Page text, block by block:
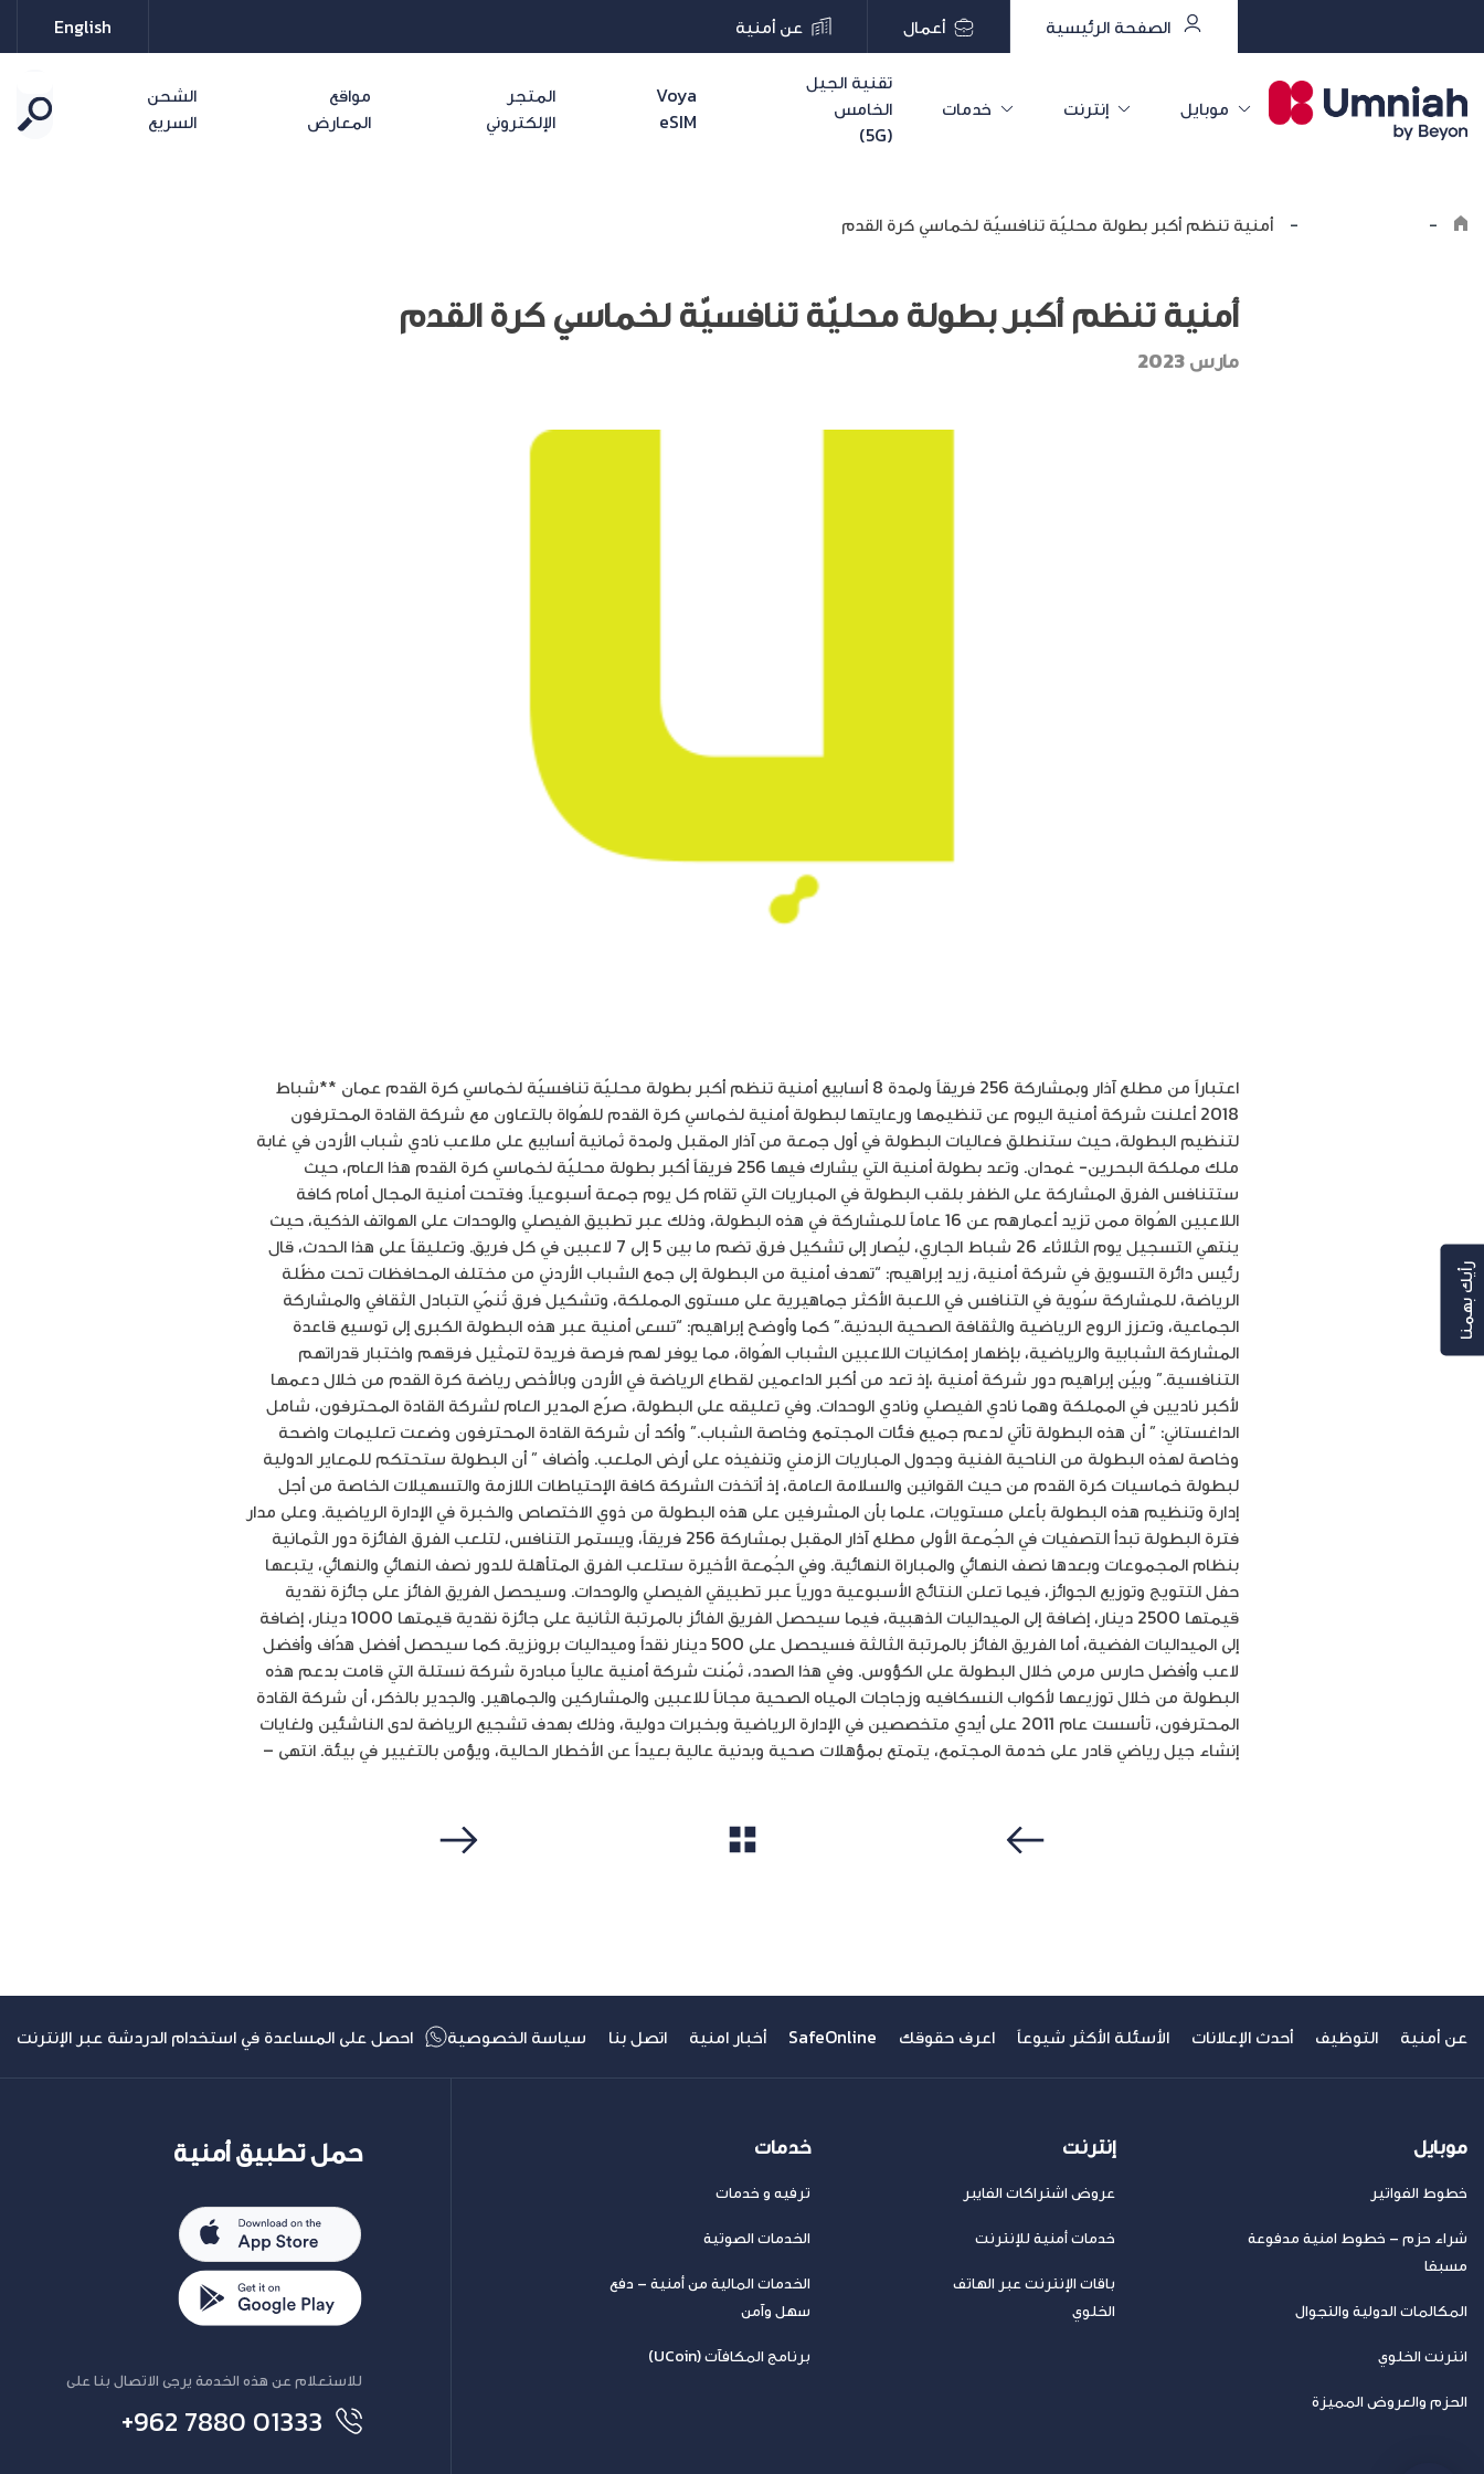
الصفحة الرئيسية أعمال عن أمنية English
موبايل إنترنت خدمات
تقنية الجيل
الخامس
(5G)
Voya
eSIM
المتجر
الإلكتروني
مواقع
المعارض
الشحن
السريع
-
- أمنية تنظم أكبر بطولة محليّة تنافسيّة لخماسي كرة القدم
أمنية تنظم أكبر بطولة محليّة تنافسيّة لخماسي كرة القدم
مارس 2023
اعتباراً من مطلع آذار وبمشاركة 256 فريقاً ولمدة 8 أسابيع أمنية تنظم أكبر بطولة محليّة تنافسيّة لخماسي كرة القدم عمان **شباط
2018 أعلنت شركة أمنية اليوم عن تنظيمها ورعايتها لبطولة أمنية لخماسي كرة القدم للهُواة بالتعاون مع شركة القادة المحترفون
لتنظيم البطولة، حيث ستنطلق فعاليات البطولة في أول جمعة من آذار المقبل ولمدة ثمانية أسابيع على ملاعب نادي شباب الأردن في غابة
ملك مملكة البحرين- غمدان. وتعد بطولة أمنية التي يشارك فيها 256 فريقاً أكبر بطولة محليّة لخماسي كرة القدم هذا العام، حيث
ستتنافس الفرق المشاركة على الظفر بلقب البطولة في المباريات التي تقام كل يوم جمعة أسبوعياً. وفتحت أمنية المجال أمام كافة
اللاعبين الهُواة ممن تزيد أعمارهم عن 16 عاماً للمشاركة في هذه البطولة، وذلك عبر تطبيق الفيصلي والوحدات على الهواتف الذكية، حيث
ينتهي التسجيل يوم الثلاثاء 26 شباط الجاري، ليُصار إلى تشكيل فرق تضم ما بين 5 إلى 7 لاعبين في كل فريق. وتعليقاً على هذا الحدث، قال
رئيس دائرة التسويق في شركة أمنية، زيد إبراهيم: “تهدف أمنية من البطولة إلى جمع الشباب الأردني من مختلف المحافظات تحت مظّلة
الرياضة، للمشاركة سُوية في التنافس في اللعبة الأكثر جماهيرية على مستوى المملكة، وتشكيل فرق تُنمّي التبادل الثقافي والمشاركة
الجماعية، وتعزز الروح الرياضية والثقافة الصحية البدنية.” كما وأوضح إبراهيم: “تسعى أمنية عبر هذه البطولة الكبرى إلى توسيع قاعدة
المشاركة الشبابية والرياضية، بإظهار إمكانيات اللاعبين الشباب الهُواة، مما يوفر لهم فرصة فريدة لتمثيل فرقهم واختبار قدراتهم
التنافسية.” وبيّن إبراهيم دور شركة أمنية ،إذ تعد من أكبر الداعمين لقطاع الرياضة في الأردن وبالأخص رياضة كرة القدم من خلال دعمها
لأكبر ناديين في المملكة وهما نادي الفيصلي ونادي الوحدات. وفي تعليقه على البطولة، صرّح المدير العام لشركة القادة المحترفون، شامل
الداغستاني: ” أن هذه البطولة تأتي لدعم جميع فئات المجتمع وخاصة الشباب.” وأكد أن شركة القادة المحترفون وضعت تعليمات واضحة
وخاصة لهذه البطولة من الناحية الفنية وجدول المباريات الزمني وتنفيذه على أرض الملعب. وأضاف ” أن البطولة ستحتكم للمعاير الدولية
لبطولة خماسيات كرة القدم من حيث القوانين والسلامة العامة، إذ أتخذت الشركة كافة الإحتياطات اللازمة والتسهيلات الخاصة من أجل
إدارة وتنظيم هذه البطولة بأعلى مستويات، علما بأن المشرفين على هذه البطولة من ذوي الاختصاص والخبرة في الإدارة الرياضية. وعلى مدار
فترة البطولة تبدأ التصفيات في الجُمعة الأولى مطلع آذار المقبل بمشاركة 256 فريقاً، ويستمر التنافس، لتلعب الفرق الفائزة دور الثمانية
بنظام المجموعات وبعدها نصف النهائي والمباراة النهائية. وفي الجُمعة الأخيرة ستلعب الفرق المتأهلة للدور نصف النهائي والنهائي، يتبعها
حفل التتويج وتوزيع الجوائز، فيما تعلن النتائج الأسبوعية دورياً عبر تطبيقي الفيصلي والوحدات. وسيحصل الفريق الفائز على جائزة نقدية
قيمتها 2500 دينار، إضافة إلى الميداليات الذهبية، فيما سيحصل الفريق الفائز بالمرتبة الثانية على جائزة نقدية قيمتها 1000 دينار، إضافة
إلى الميداليات الفضية، أما الفريق الفائز بالمرتبة الثالثة فسيحصل على 500 دينار نقداً وميداليات برونزية. كما سيحصل أفضل هدّاف وأفضل
لاعب وأفضل حارس مرمى خلال البطولة على الكؤوس. وفي هذا الصدد، ثمّنت شركة أمنية عالياً مبادرة شركة نستلة التي قامت بدعم هذه
البطولة من خلال توزيعها لأكواب النسكافيه وزجاجات المياه الصحية مجاناً للاعبين والمشاركين والجماهير. والجدير بالذكر، أن شركة القادة
المحترفون، تأسست عام 2011 على أيدي متخصصين في الإدارة الرياضية وبخبرات دولية، وذلك بهدف تشجيع الرياضة لدى الناشئين ولغايات
إنشاء جيل رياضي قادر على خدمة المجتمع، يتمتع بمؤهلات صحية وبدنية عالية بعيداً عن الأخطار الحالية، ويؤمن بالتغيير في بيئة. انتهى –
عن أمنية التوظيف أحدث الإعلانات الأسئلة الأكثر شيوعاً اعرف حقوقك SafeOnline أخبار امنية اتصل بنا سياسة الخصوصية احصل على المساعدة في استخدام الدردشة عبر الإنترنت
موبايل
خطوط الفواتير
شراء حزم – خطوط امنية مدفوعة
مسبقا
المكالمات الدولية والتجوال
انترنت الخلوي
الحزم والعروض المميزة
إنترنت
عروض اشتراكات الفايبر
خدمات أمنية للإنترنت
باقات الإنترنت عبر الهاتف
الخلوي
خدمات
ترفيه و خدمات
الخدمات الصوتية
الخدمات المالية من أمنية – دفع
سهل وآمن
برنامج المكافآت (UCoin)
حمل تطبيق أمنية
للاستعلام عن هذه الخدمة يرجى الاتصال بنا على
+962 7880 01333
رأيك بهمنا